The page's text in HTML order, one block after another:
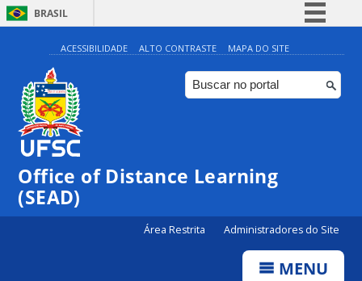
BRASIL
Simplifique!
Comunica BR
Participe
Canais
ACESSIBILIDADE ALTO CONTRASTE MAPA DO SITE
Office of Distance Learning
(SEAD)
Área Restrita Administradores do Site
MENU